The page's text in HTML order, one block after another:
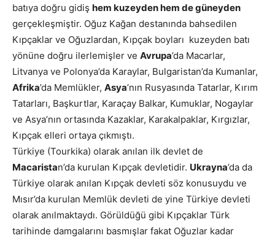
batıya doğru gidiş hem kuzeyden hem de güneyden
gerçekleşmiştir. Oğuz Kağan destanında bahsedilen
Kıpçaklar ve Oğuzlardan, Kıpçak boyları kuzeyden batı
yönüne doğru ilerlemişler ve Avrupa’da Macarlar,
Litvanya ve Polonya’da Karaylar, Bulgaristan’da Kumanlar,
Afrika’da Memlükler, Asya’nın Rusyasında Tatarlar, Kırım
Tatarları, Başkurtlar, Karaçay Balkar, Kumuklar, Nogaylar
ve Asya’nın ortasında Kazaklar, Karakalpaklar, Kırgızlar,
Kıpçak elleri ortaya çıkmıştı.
Türkiye (Tourkika) olarak anılan ilk devlet de
Macaristan’da kurulan Kıpçak devletidir. Ukrayna’da da
Türkiye olarak anılan Kıpçak devleti söz konusuydu ve
Mısır’da kurulan Memlük devleti de yine Türkiye devleti
olarak anılmaktaydı. Görüldüğü gibi Kıpçaklar Türk
tarihinde damgalarını basmışlar fakat Oğuzlar kadar